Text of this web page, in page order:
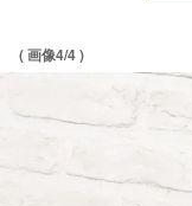
( 画像4/4 )